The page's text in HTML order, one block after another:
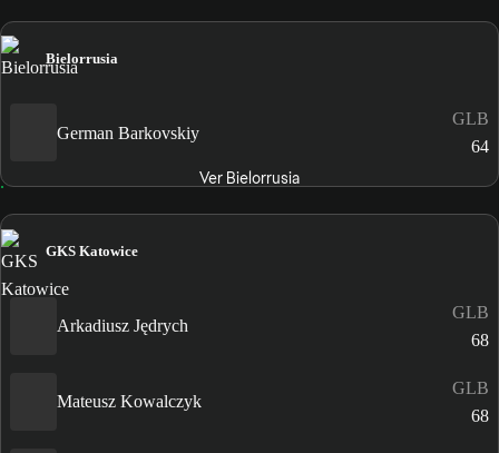
Bielorrusia
German Barkovskiy
GLB
64
Ver Bielorrusia
GKS Katowice
Arkadiusz Jędrych
GLB
68
Mateusz Kowalczyk
GLB
68